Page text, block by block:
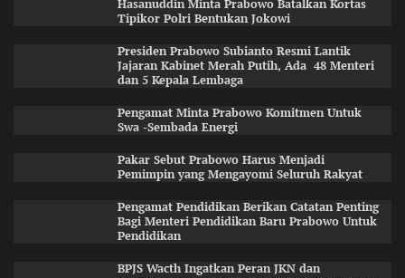
Hasanuddin Minta Prabowo Batalkan Kortas
Tipikor Polri Bentukan Jokowi
Presiden Prabowo Subianto Resmi Lantik
Jajaran Kabinet Merah Putih, Ada 48 Menteri
dan 5 Kepala Lembaga
Pengamat Minta Prabowo Komitmen Untuk
Swa -Sembada Energi
Pakar Sebut Prabowo Harus Menjadi
Pemimpin yang Mengayomi Seluruh Rakyat
Pengamat Pendidikan Berikan Catatan Penting
Bagi Menteri Pendidikan Baru Prabowo Untuk
Pendidikan
BPJS Wacth Ingatkan Peran JKN dan